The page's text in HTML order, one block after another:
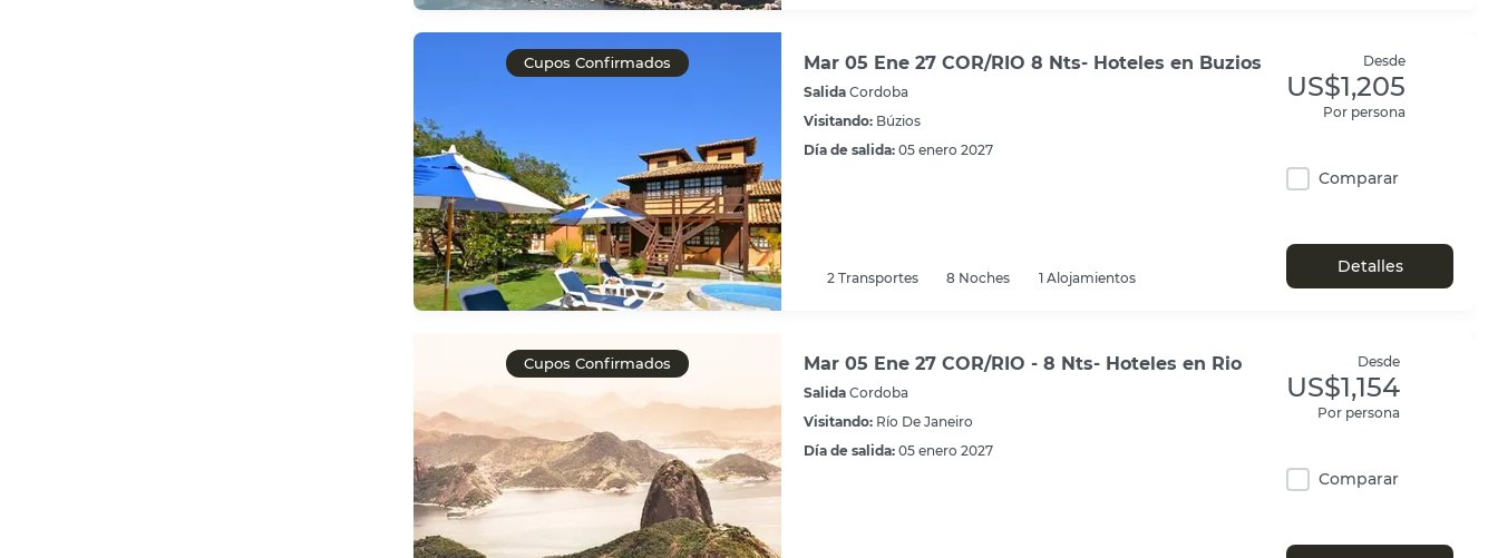
Cupos Confirmados Mar 05 Ene 27 COR/RIO 8 Nts- Hoteles en Buzios
Salida Cordoba
Visitando: Búzios
Día de salida: 05 enero 2027
2 Transportes 8 Noches 1 Alojamientos
Desde
US$1,205
Por persona
Comparar
Detalles
Cupos Confirmados Mar 05 Ene 27 COR/RIO - 8 Nts- Hoteles en Rio
Salida Cordoba
Visitando: Río De Janeiro
Día de salida: 05 enero 2027
Desde
US$1,154
Por persona
Comparar